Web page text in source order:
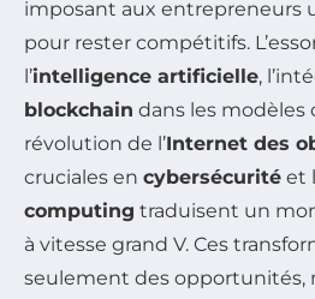
imposant aux entrepreneurs
pour rester compétitifs.
l’intelligence artificielle,
blockchain dans les modèles
révolution de l’Internet des
cruciales en cybersécurité et
computing traduisent un
à vitesse grand V. Ces
seulement des opportunités,